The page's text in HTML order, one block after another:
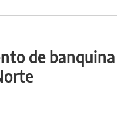
de banquina